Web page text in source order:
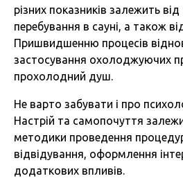
різних показників залежить
перебування в сауні, а також
Пришвидшенню процесів
застосування охолоджуючих
прохолодний душ.
Не варто забувати і про
Настрій та самопочуття
методики проведення
відвідування, оформлення
додаткових впливів.